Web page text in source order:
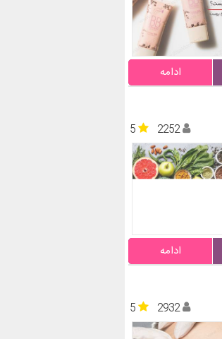
ادامه
5
2252
ادامه
5
2932